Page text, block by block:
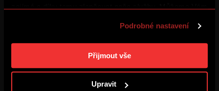
reklamu na základě Vašich preferencí. Jednotlivé
cookies a účely zpracování si můžete nastavit v
„Podrobném nastavení“. Nastavení cookies si můžete
kdykoliv změnit. Jak takovou úpravu provést a další
Podrobné nastavení
Přijmout vše
Upravit
ZÁZNAM: Sparta – Olympique
3. 8. 2026